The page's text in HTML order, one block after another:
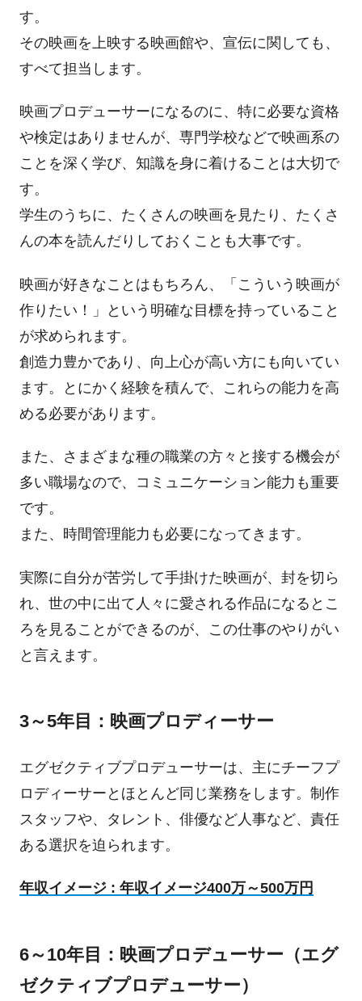
す。
その映画を上映する映画館や、宣伝に関しても、
すべて担当します。
映画プロデューサーになるのに、特に必要な資格
や検定はありませんが、専門学校などで映画系の
ことを深く学び、知識を身に着けることは大切で
す。
学生のうちに、たくさんの映画を見たり、たくさ
んの本を読んだりしておくことも大事です。
映画が好きなことはもちろん、「こういう映画が
作りたい！」という明確な目標を持っていること
が求められます。
創造力豊かであり、向上心が高い方にも向いてい
ます。とにかく経験を積んで、これらの能力を高
める必要があります。
また、さまざまな種の職業の方々と接する機会が
多い職場なので、コミュニケーション能力も重要
です。
また、時間管理能力も必要になってきます。
実際に自分が苦労して手掛けた映画が、封を切ら
れ、世の中に出て人々に愛される作品になるとこ
ろを見ることができるのが、この仕事のやりがい
と言えます。
3～5年目：映画プロディーサー
エグゼクティブプロデューサーは、主にチーフプ
ロディーサーとほとんど同じ業務をします。制作
スタッフや、タレント、俳優など人事など、責任
ある選択を迫られます。
年収イメージ : 年収イメージ400万～500万円
6～10年目：映画プロデューサー（エグ
ゼクティブプロデューサー）